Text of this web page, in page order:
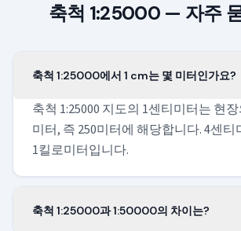
축척 1:25000 — 자주
축척 1:25000에서 1 cm는 몇 미터인가요?
축척 1:25000 지도의 1센티미터는 현
미터, 즉 250미터에 해당합니다. 4센티
1킬로미터입니다.
축척 1:25000과 1:50000의 차이는?